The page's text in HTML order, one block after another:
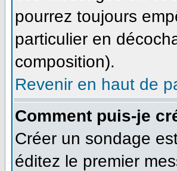
pourrez toujours
particulier en
composition).
Revenir en haut de
Comment puis-je
Créer un sondage
éditez le premier